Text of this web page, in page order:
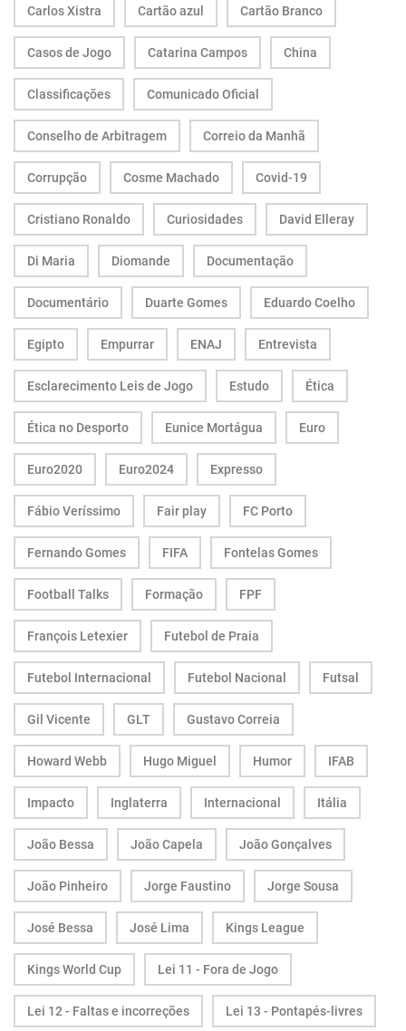
Carlos Xistra Cartão azul Cartão Branco
Casos de Jogo Catarina Campos China
Classificações Comunicado Oficial
Conselho de Arbitragem Correio da Manhã
Corrupção Cosme Machado Covid-19
Cristiano Ronaldo Curiosidades David Elleray
Di Maria Diomande Documentação
Documentário Duarte Gomes Eduardo Coelho
Egipto Empurrar ENAJ Entrevista
Esclarecimento Leis de Jogo Estudo Ética
Ética no Desporto Eunice Mortágua Euro
Euro2020 Euro2024 Expresso
Fábio Veríssimo Fair play FC Porto
Fernando Gomes FIFA Fontelas Gomes
Football Talks Formação FPF
François Letexier Futebol de Praia
Futebol Internacional Futebol Nacional Futsal
Gil Vicente GLT Gustavo Correia
Howard Webb Hugo Miguel Humor IFAB
Impacto Inglaterra Internacional Itália
João Bessa João Capela João Gonçalves
João Pinheiro Jorge Faustino Jorge Sousa
José Bessa José Lima Kings League
Kings World Cup Lei 11 - Fora de Jogo
Lei 12 - Faltas e incorreções Lei 13 - Pontapés-livres